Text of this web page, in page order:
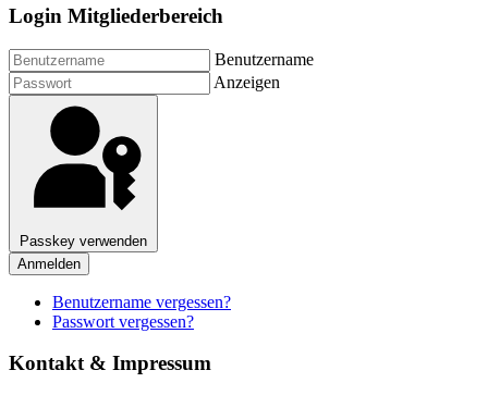
Login Mitgliederbereich
Benutzername
Anzeigen
Passkey verwenden
Anmelden
Benutzername vergessen?
Passwort vergessen?
Kontakt & Impressum